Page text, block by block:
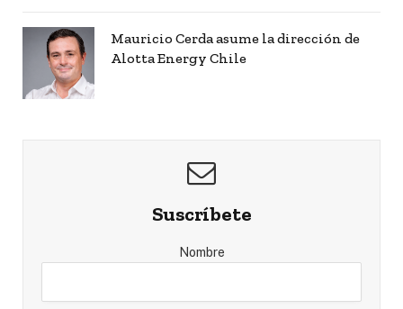
Mauricio Cerda asume la dirección de
Alotta Energy Chile
Suscríbete
Nombre